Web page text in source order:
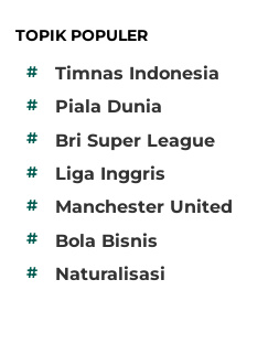
TOPIK POPULER
#
Timnas Indonesia
# Piala Dunia
# Bri Super League
# Liga Inggris
# Manchester United
# Bola Bisnis
# Naturalisasi